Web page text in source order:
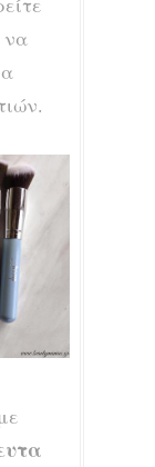
να